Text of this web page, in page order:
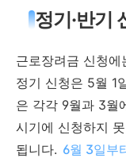
정기·반기
근로장려금 신청에
정기 신청은 5월 1
은 각각 9월과 3월
시기에 신청하지
됩니다. 6월 3일부